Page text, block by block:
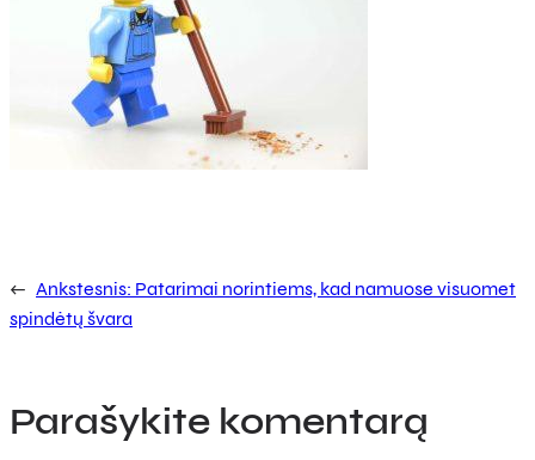
← Ankstesnis: Patarimai norintiems, kad namuose visuomet
spindėtų švara
Parašykite komentarą